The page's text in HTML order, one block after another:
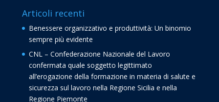
Articoli recenti
Benessere organizzativo e produttività: Un binomio
sempre più evidente
CNL – Confederazione Nazionale del Lavoro
confermata quale soggetto legittimato
all’erogazione della formazione in materia di salute e
sicurezza sul lavoro nella Regione Sicilia e nella
Regione Piemonte